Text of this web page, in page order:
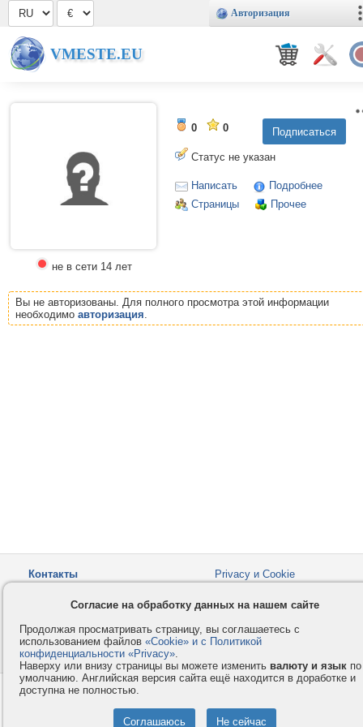
Авторизация
VMESTE.EU
не в сети 14 лет
0 0
Статус не указан
Написать
Подробнее
Страницы
Прочее
Вы не авторизованы. Для полного просмотра этой информации
необходимо авторизация.
Контакты
Privacy и Cookie
Как оплатить
Форумы
© 2008-2026VMESTE.EU
Согласие на обработку данных на нашем сайте
Продолжая просматривать страницу, вы соглашаетесь с
использованием файлов «Cookie» и с Политикой
конфиденциальности «Privacy».
Наверху или внизу страницы вы можете изменить валюту и язык по
умолчанию. Английская версия сайта ещё находится в доработке и
доступна не полностью.